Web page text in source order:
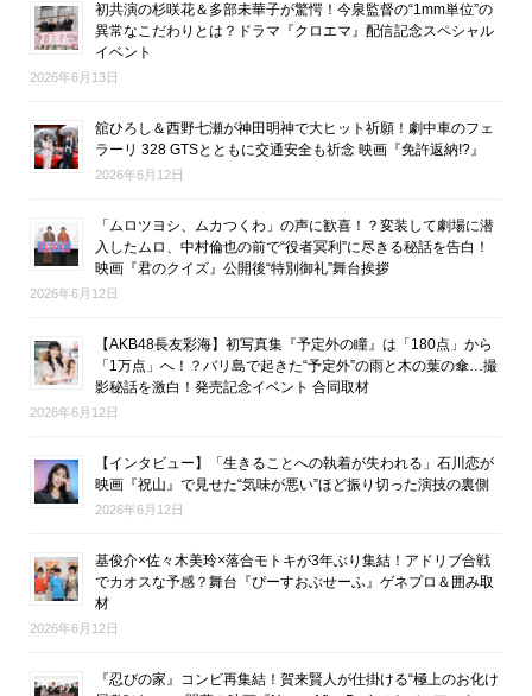
初共演の杉咲花＆多部未華子が驚愕！今泉監督の“1mm単位”の
異常なこだわりとは？ドラマ『クロエマ』配信記念スペシャル
イベント
2026年6月13日
舘ひろし＆西野七瀬が神田明神で大ヒット祈願！劇中車のフェ
ラーリ 328 GTSとともに交通安全も祈念 映画『免許返納!?』
2026年6月12日
「ムロツヨシ、ムカつくわ」の声に歓喜！？変装して劇場に潜
入したムロ、中村倫也の前で“役者冥利”に尽きる秘話を告白！
映画『君のクイズ』公開後“特別御礼”舞台挨拶
2026年6月12日
【AKB48長友彩海】初写真集『予定外の瞳』は「180点」から
「1万点」へ！？バリ島で起きた“予定外”の雨と木の葉の傘…撮
影秘話を激白！発売記念イベント 合同取材
2026年6月12日
【インタビュー】「生きることへの執着が失われる」石川恋が
映画『祝山』で見せた“気味が悪い”ほど振り切った演技の裏側
2026年6月12日
基俊介×佐々木美玲×落合モトキが3年ぶり集結！アドリブ合戦
でカオスな予感？舞台『ぴーすおぶせーふ』ゲネプロ＆囲み取
材
2026年6月12日
『忍びの家』コンビ再集結！賀来賢人が仕掛ける“極上のお化け